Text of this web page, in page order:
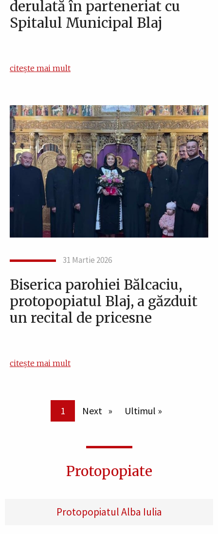
derulată în parteneriat cu
Spitalul Municipal Blaj
citește mai mult
31 Martie 2026
Biserica parohiei Bălcaciu,
protopopiatul Blaj, a găzduit
un recital de pricesne
citește mai mult
Pagina curentă
1 Pagina următoare
Next Ultima pagină
Ultimul »
Protopopiate
Protopopiatul Alba Iulia